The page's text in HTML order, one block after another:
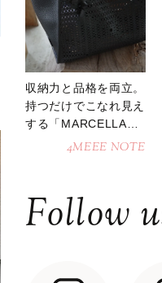
収納力と品格を両立。
持つだけでこなれ見え
する「MARCELLAト
ートバッグ」4MEEE NOTE
Follow